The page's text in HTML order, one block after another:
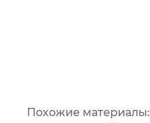
Похожие материалы: